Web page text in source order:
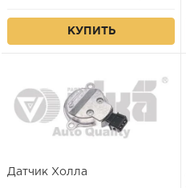
КУПИТЬ
Датчик Холла